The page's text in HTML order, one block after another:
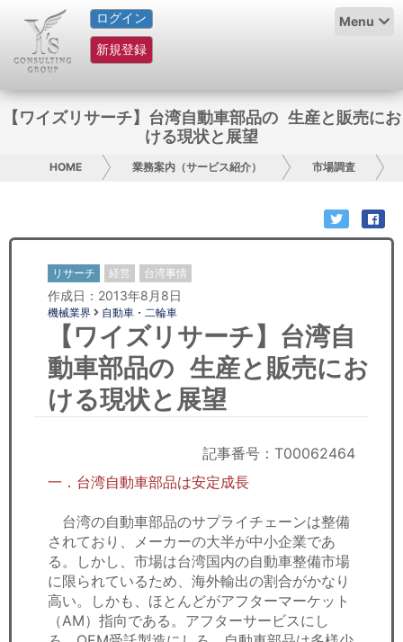
ログイン
新規登録
Menu
HOME
サービス紹介
お問い合わせ
日本人にPR
コンサルティング
リサーチ
セミナー
労務顧問
ＩＴ
飲食店情報
【ワイズリサーチ】台湾自動車部品の 生産と販売にお
ける現状と展望
HOME 業務案内（サービス紹介） 市場調査
リサーチ 経営 台湾事情
作成日：2013年8月8日
機械業界 自動車・二輪車
【ワイズリサーチ】台湾自
動車部品の 生産と販売にお
ける現状と展望
記事番号：T00062464
一．台湾自動車部品は安定成長
台湾の自動車部品のサプライチェーンは整備
されており、メーカーの大半が中小企業であ
る。しかし、市場は台湾国内の自動車整備市場
に限られているため、海外輸出の割合がかなり
高い。しかも、ほとんどがアフターマーケット
（AM）指向である。アフターサービスにし